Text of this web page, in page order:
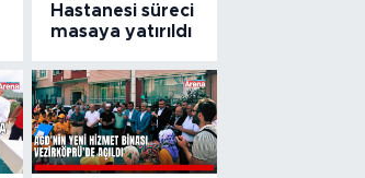
Hastanesi süreci
masaya yatırıldı